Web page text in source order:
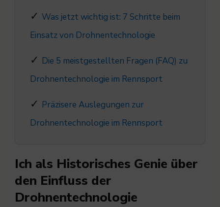
Was jetzt wichtig ist: 7 Schritte beim
Einsatz von Drohnentechnologie
Die 5 meistgestellten Fragen (FAQ) zu
Drohnentechnologie im Rennsport
Präzisere Auslegungen zur
Drohnentechnologie im Rennsport
Ich als Historisches Genie über
den Einfluss der
Drohnentechnologie